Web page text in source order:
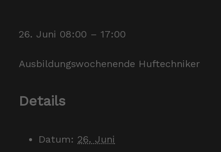
26. Juni 08:00 – 17:00
Ausbildungswochenende Huftechniker
Details
Datum: 26. Juni